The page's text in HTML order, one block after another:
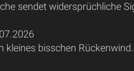
sendet widersprüchliche
kleines bisschen